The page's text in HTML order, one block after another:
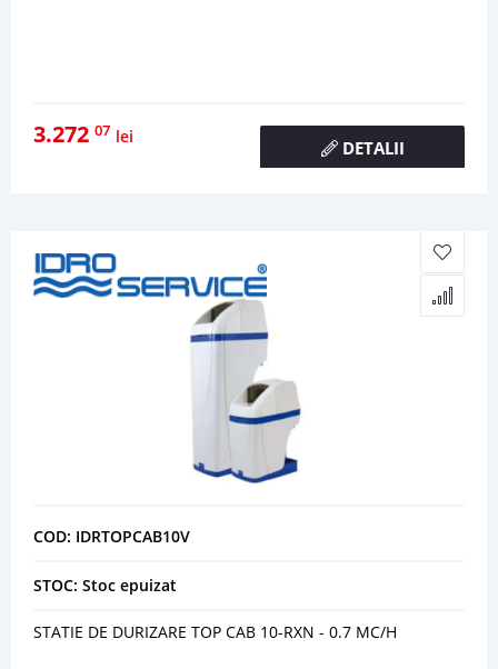
3.272 07 lei
DETALII
COD: IDRTOPCAB10V
STOC: Stoc epuizat
STATIE DE DURIZARE TOP CAB 10-RXN - 0.7 MC/H